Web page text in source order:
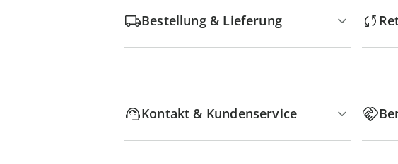
Bestellung & Lieferung
Kontakt & Kundenservice